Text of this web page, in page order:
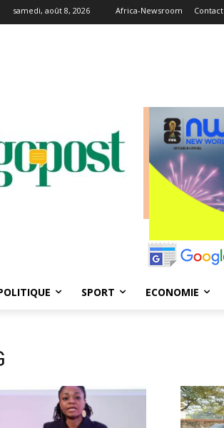
samedi, août 8, 2026 Africa-Newsroom Contact
SPORT ECONOMIE